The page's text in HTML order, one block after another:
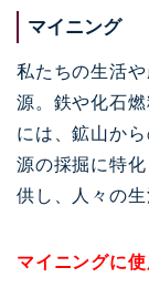
マイニング
私たちの生活
源。鉄や化石
には、鉱山か
源の採掘に特
供し、人々の生
マイニングに